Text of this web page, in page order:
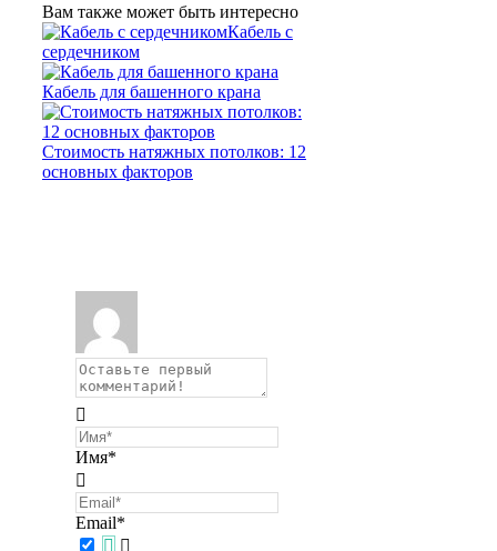
Вам также может быть интересно
Кабель с
сердечником
Кабель для башенного крана
Стоимость натяжных потолков: 12
основных факторов
Имя*
Email*